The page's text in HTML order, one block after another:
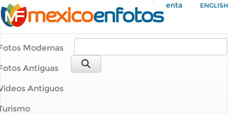
Mi Cuenta ENGLISH
Modernas
Antiguas
Antiguos